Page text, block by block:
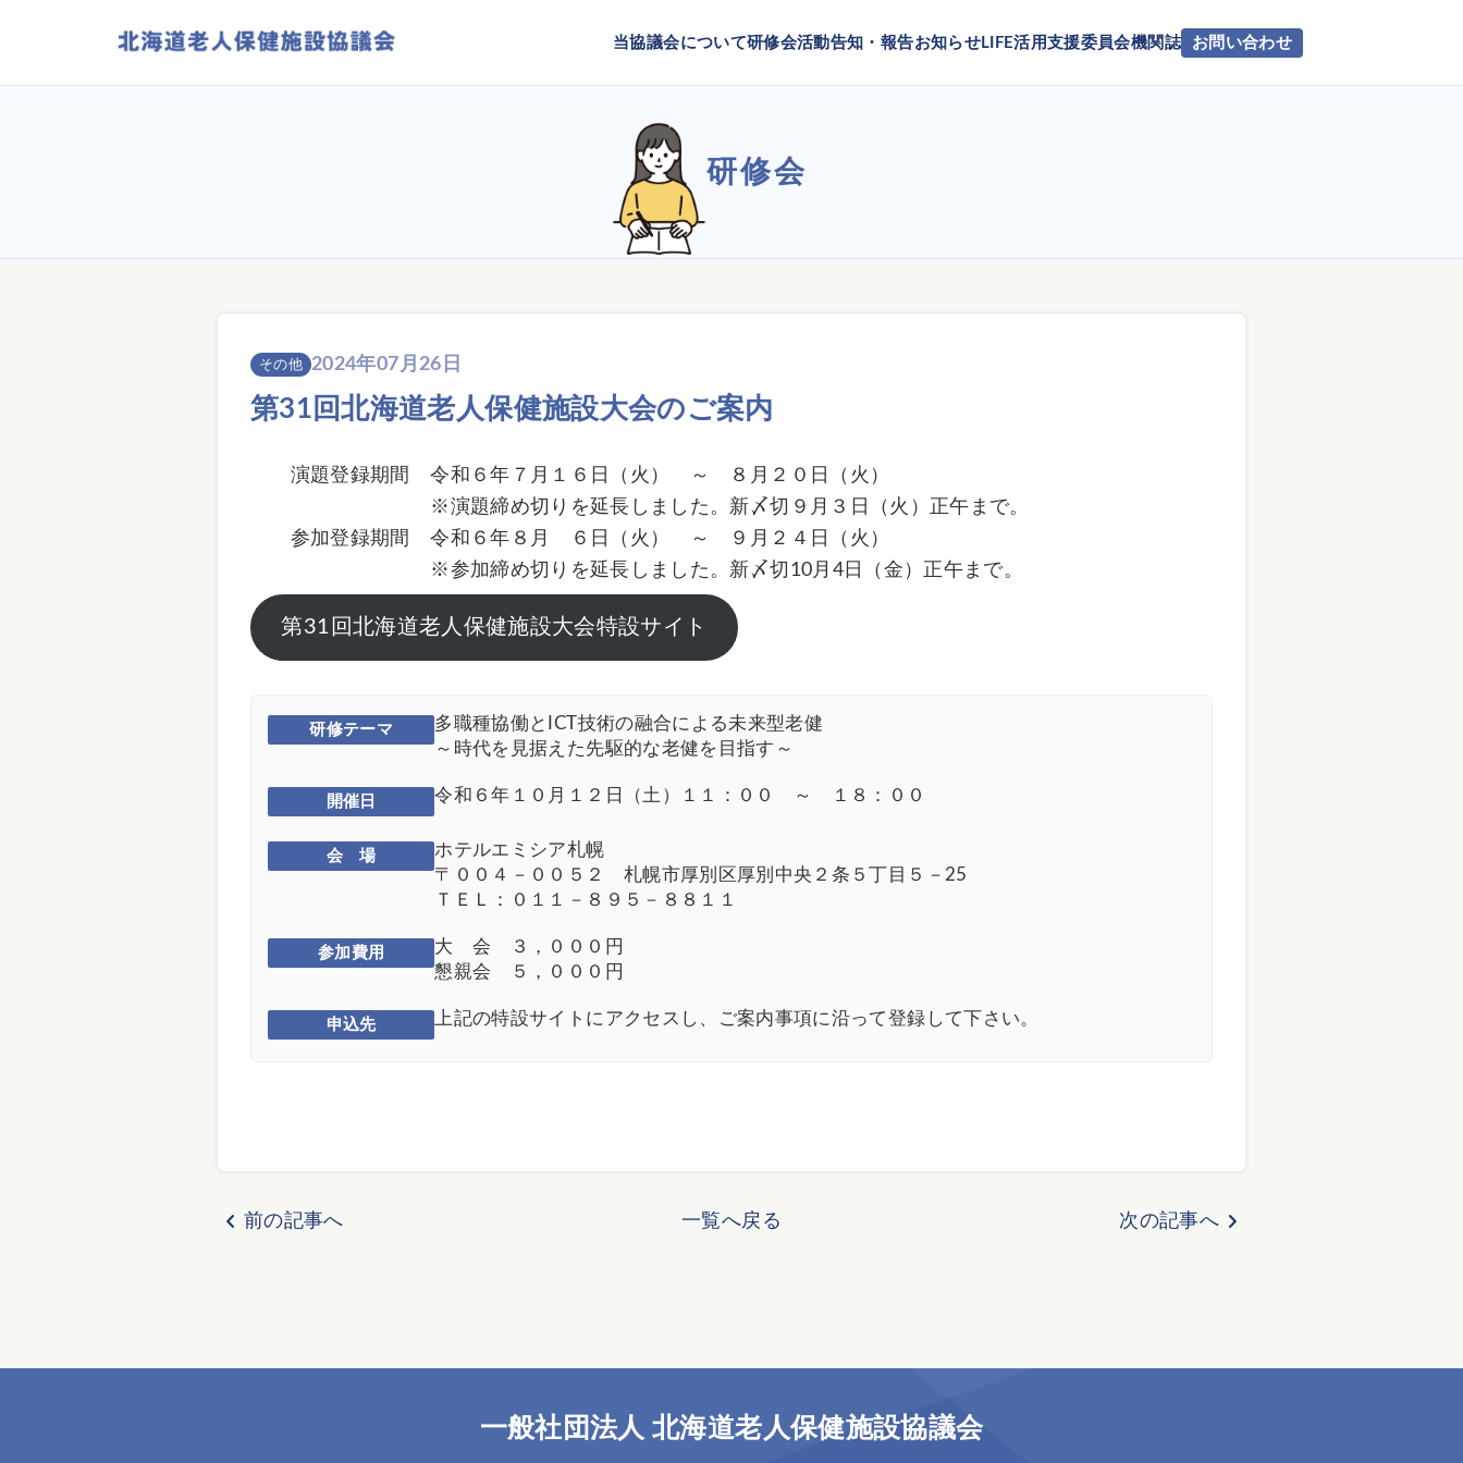
当協議会について研修会活動告知・報告お知らせLIFE活用支援委員会機関誌 お問い合わせ
研修会
その他 2024年07月26日
第31回北海道老人保健施設大会のご案内
演題登録期間 令和６年７月１６日（火） ～ ８月２０日（火）
※演題締め切りを延長しました。新〆切９月３日（火）正午まで。
参加登録期間 令和６年８月 ６日（火） ～ ９月２４日（火）
※参加締め切りを延長しました。新〆切10月4日（金）正午まで。
第31回北海道老人保健施設大会特設サイト
研修テーマ
多職種協働とICT技術の融合による未来型老健
～時代を見据えた先駆的な老健を目指す～
開催日 令和６年１０月１２日（土）１１：００ ～ １８：００
会 場
ホテルエミシア札幌
〒００４－００５２ 札幌市厚別区厚別中央２条５丁目５－25
ＴＥＬ：０１１－８９５－８８１１
参加費用
大 会 ３，０００円
懇親会 ５，０００円
申込先 上記の特設サイトにアクセスし、ご案内事項に沿って登録して下さい。
chevron_left 前の記事へ 一覧へ戻る 次の記事へ chevron_right
一般社団法人 北海道老人保健施設協議会